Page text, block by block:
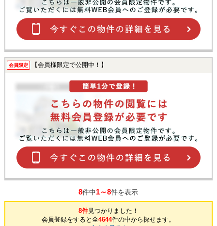
会員限定 【会員様限定で公開中！】
8件中1～8件を表示
8件見つかりました！
会員登録をすると全4644件の中から探せます。